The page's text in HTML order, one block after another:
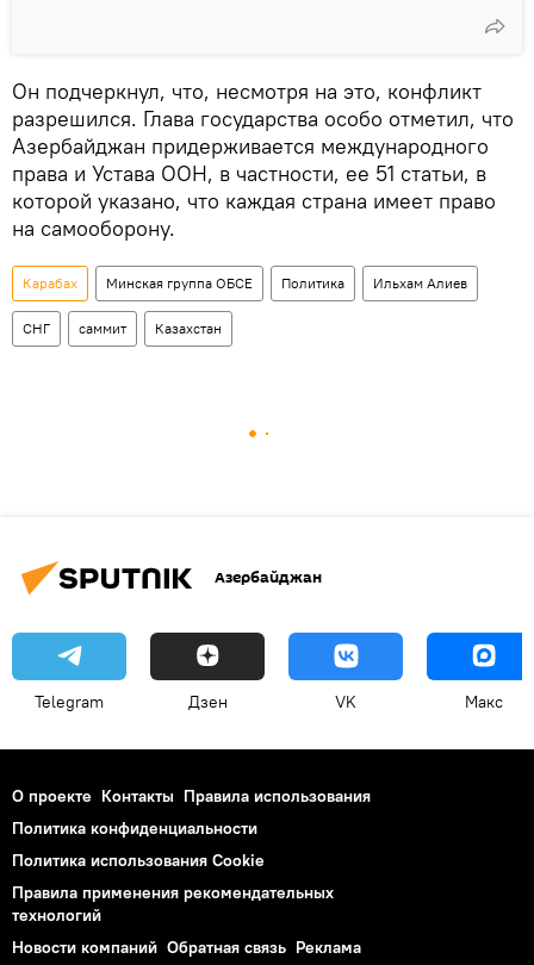
Он подчеркнул, что, несмотря на это, конфликт
разрешился. Глава государства особо отметил, что
Азербайджан придерживается международного
права и Устава ООН, в частности, ее 51 статьи, в
которой указано, что каждая страна имеет право
на самооборону.
Карабах Минская группа ОБСЕ Политика Ильхам Алиев
СНГ саммит Казахстан
Азербайджан
Telegram Дзен VK Макс
О проекте Контакты Правила использования
Политика конфиденциальности
Политика использования Cookie
Правила применения рекомендательных
технологий
Новости компаний Обратная связь Реклама